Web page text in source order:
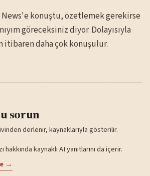
konuştu, özetlemek gerekirse
göreceksiniz diyor. Dolayısıyla
itibaren daha çok konuşulur.
sorun
derlenir, kaynaklarıyla gösterilir.
kaynaklı AI yanıtlarını da içerir.
→